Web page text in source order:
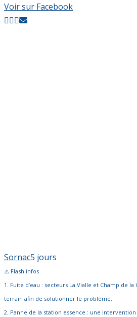
Voir sur Facebook
Sornac5 jours
⚠️ Flash infos
1. Fuite d’eau : secteurs La Vialle et Champ de
terrain afin de solutionner le problème.
2. Panne de la station essence : une intervention